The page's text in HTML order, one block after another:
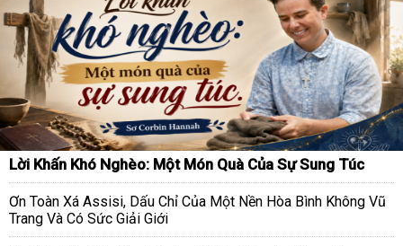
Lời Khấn Khó Nghèo: Một Món Quà Của Sự Sung Túc
Ơn Toàn Xá Assisi, Dấu Chỉ Của Một Nền Hòa Bình Không Vũ
Trang Và Có Sức Giải Giới